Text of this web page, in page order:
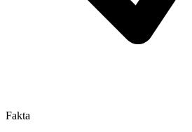
Fakta